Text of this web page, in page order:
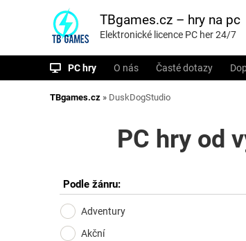
i
TBgames.cz – hry na pc
Elektronické licence PC her 24/7
PC hry O nás Časté dotazy
TBgames.cz » DuskDogStudio
PC hry od
Podle žánru:
Adventury
Akční